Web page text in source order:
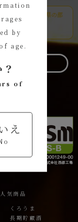
by
age.
of
え
人気商品
くろうま
長期貯蔵酒